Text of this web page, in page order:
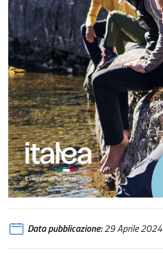
Data pubblicazione:29 Aprile 2024